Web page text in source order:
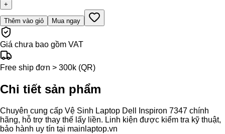
+
Thêm vào giỏ Mua ngay
Giá chưa bao gồm VAT
Free ship đơn > 300k (QR)
Chi tiết sản phẩm
Chuyên cung cấp Vệ Sinh Laptop Dell Inspiron 7347 chính
hãng, hỗ trợ thay thế lấy liền. Linh kiện được kiểm tra kỹ thuật,
bảo hành uy tín tại mainlaptop.vn